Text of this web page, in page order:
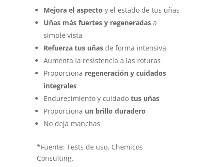
Mejora el aspecto y el estado de tus uñas
Uñas más fuertes y regeneradasa
simple vista
Refuerza tus uñas de forma intensiva
Aumenta la resistencia a las roturas
Proporciona regeneración y cuidados
integrales
Endurecimiento y cuidado tus uñas
Proporciona un brillo duradero
No deja manchas
*Fuente: Tests de uso, Chemicos
Consulting.